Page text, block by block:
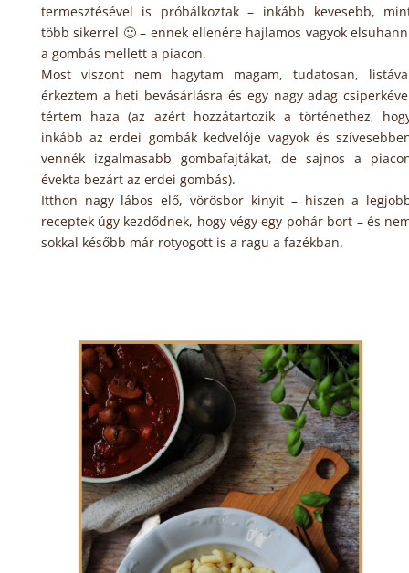
termesztésével is próbálkoztak – inkább kevesebb,
több sikerrel 🙂 – ennek ellenére hajlamos vagyok
a gombás mellett a piacon.
Most viszont nem hagytam magam, tudatosan,
érkeztem a heti bevásárlásra és egy nagy adag
tértem haza (az azért hozzátartozik a történethez,
inkább az erdei gombák kedvelóje vagyok és
vennék izgalmasabb gombafajtákat, de sajnos a
évekta bezárt az erdei gombás).
Itthon nagy lábos elő, vörösbor kinyit – hiszen a
receptek úgy kezdődnek, hogy végy egy pohár bort – és
sokkal később már rotyogott is a ragu a fazékban.